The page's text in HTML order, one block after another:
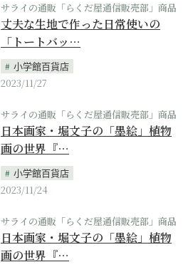
サライの通販「らくだ屋通信販売部」商品
丈夫な生地で作った日常使いの
「トートバッ…
小学館百貨店
2023/11/27
サライの通販「らくだ屋通信販売部」商品
日本画家・堀文子の「墨絵」植物
画の世界『…
小学館百貨店
2023/11/24
サライの通販「らくだ屋通信販売部」商品
日本画家・堀文子の「墨絵」植物
画の世界『…